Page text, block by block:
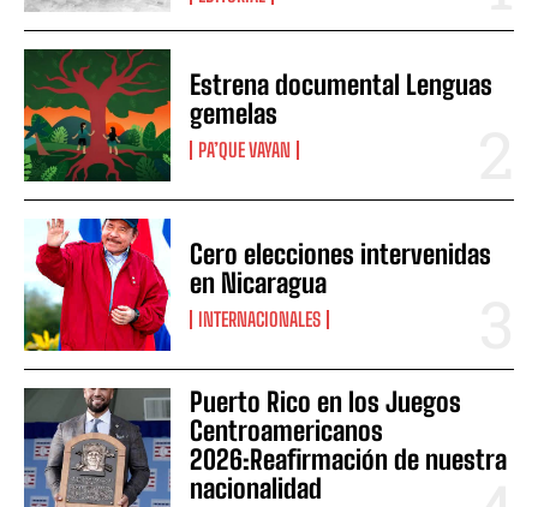
Estrena documental Lenguas
gemelas
PA’QUE VAYAN
Cero elecciones intervenidas
en Nicaragua
INTERNACIONALES
Puerto Rico en los Juegos
Centroamericanos
2026:Reafirmación de nuestra
nacionalidad